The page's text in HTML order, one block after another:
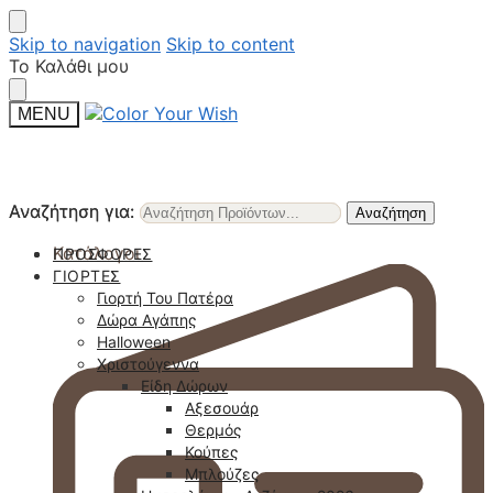
Skip to navigation Skip to content
Το Καλάθι μου
MENU
Αναζήτηση για: Αναζήτηση
Κατάλογοι
Αναζήτηση για: Αναζήτηση
ΠΡΟΣΦΟΡΈΣ
ΓΙΟΡΤΈΣ
Γιορτή Του Πατέρα
Δώρα Αγάπης
Halloween
Χριστούγεννα
Είδη Δώρων
Αξεσουάρ
Θερμός
Κούπες
Μπλούζες